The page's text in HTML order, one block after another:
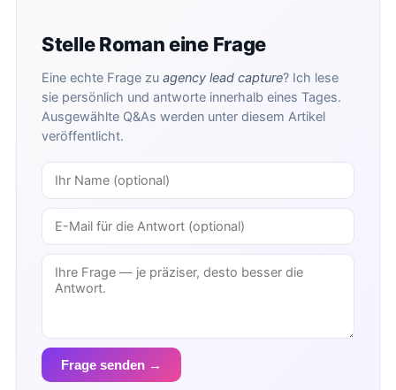
Stelle Roman eine Frage
Eine echte Frage zu agency lead capture? Ich lese
sie persönlich und antworte innerhalb eines Tages.
Ausgewählte Q&As werden unter diesem Artikel
veröffentlicht.
Frage senden →